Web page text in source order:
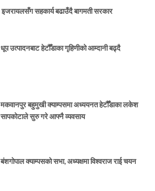
इजरायलसँग सहकार्य बढाउँदै बागमती सरकार
धूप उत्पादनबाट हेटौँडाका गृहिणीको आम्दानी बढ्दै
मकवानपुर बहुमुखी क्याम्पसमा अध्ययनत हेटौँडाका लकेश
सापकोटाले सुरु गरे आफ्नै व्यवसाय
बंशगोपाल क्याम्पसको सभा, अध्यक्षमा विश्वराज राई चयन